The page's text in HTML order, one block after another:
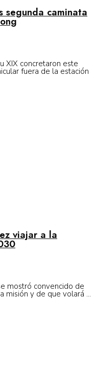
segunda caminata
XIX concretaron este
fuera de la estación
viajar a la
mostró convencido de
misión y de que volará ...